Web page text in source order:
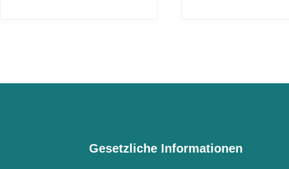
Gesetzliche Informationen